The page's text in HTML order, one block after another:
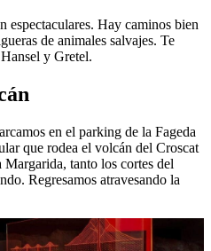
espectaculares. Hay caminos bien
de animales salvajes. Te
y Gretel.
en el parking de la Fageda
que rodea el volcán del Croscat
Margarida, tanto los cortes del
Regresamos atravesando la